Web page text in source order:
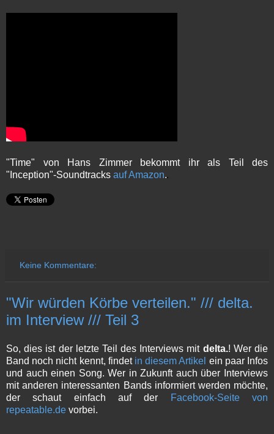
"Time" von Hans Zimmer bekommt ihr als Teil des
"Inception"-Soundtracks auf Amazon.
Keine Kommentare:
"Wir würden Körbe verteilen." /// delta.
im Interview /// Teil 3
So, dies ist der letzte Teil des Interviews mit delta.! Wer die
Band noch nicht kennt, findet in diesem Artikel ein paar Infos
und auch einen Song. Wer in Zukunft auch über Interviews
mit anderen interessanten Bands informiert werden möchte,
der schaut einfach auf der
Facebook-Seite von
repeatable.de vorbei.